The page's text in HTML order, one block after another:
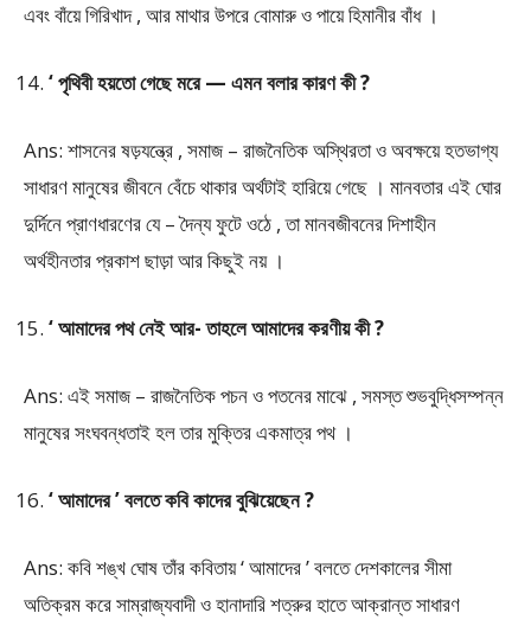
এবং বাঁয়ে গিরিখাদ , আর মাথার উপরে বোমারু ও পায়ে হিমানীর বাঁধ ।
‘ পৃথিবী হয়তো গেছে মরে — এমন বলার কারণ কী ?
Ans: শাসনের ষড়যন্ত্রে , সমাজ – রাজনৈতিক অস্থিরতা ও অবক্ষয়ে হতভাগ্য
সাধারণ মানুষের জীবনে বেঁচে থাকার অর্থটাই হারিয়ে গেছে । মানবতার এই ঘোর
দুর্দিনে প্রাণধারণের যে – দৈন্য ফুটে ওঠে , তা মানবজীবনের দিশাহীন
অর্থহীনতার প্রকাশ ছাড়া আর কিছুই নয় ।
‘ আমাদের পথ নেই আর- তাহলে আমাদের করণীয় কী ?
Ans: এই সমাজ – রাজনৈতিক পচন ও পতনের মাঝে , সমস্ত শুভবুদ্ধিসম্পন্ন
মানুষের সংঘবন্ধতাই হল তার মুক্তির একমাত্র পথ ।
‘ আমাদের ’ বলতে কবি কাদের বুঝিয়েছেন ?
Ans: কবি শঙ্খ ঘোষ তাঁর কবিতায় ‘ আমাদের ’ বলতে দেশকালের সীমা
অতিক্রম করে সাম্রাজ্যবাদী ও হানাদারি শত্রুর হাতে আক্রান্ত সাধারণ